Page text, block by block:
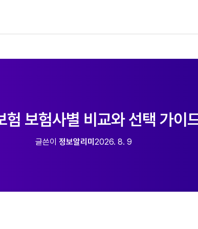
험 보험사별 비교와 선택 가이
글쓴이 정보알리미 2026. 8. 9